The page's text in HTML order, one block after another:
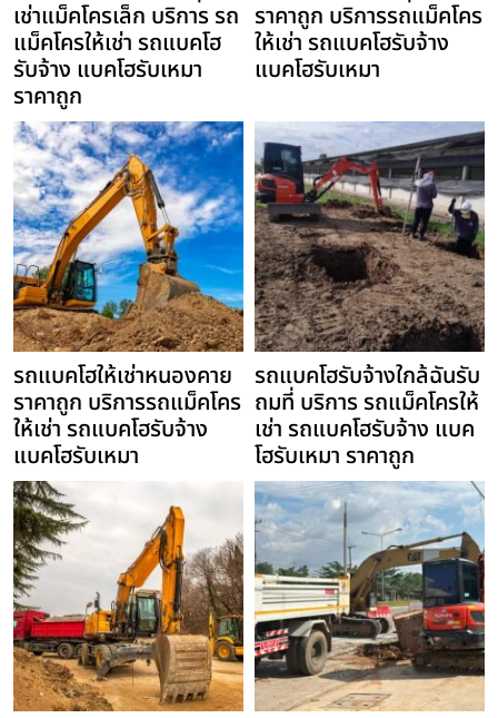
เช่าแม็คโครเล็ก บริการ รถ
แม็คโครให้เช่า รถแบคโฮ
รับจ้าง แบคโฮรับเหมา
ราคาถูก
ราคาถูก บริการรถแม็คโคร
ให้เช่า รถแบคโฮรับจ้าง
แบคโฮรับเหมา
รถแบคโฮให้เช่าหนองคาย
ราคาถูก บริการรถแม็คโคร
ให้เช่า รถแบคโฮรับจ้าง
แบคโฮรับเหมา
รถแบคโฮรับจ้างใกล้ฉันรับ
ถมที่ บริการ รถแม็คโครให้
เช่า รถแบคโฮรับจ้าง แบค
โฮรับเหมา ราคาถูก